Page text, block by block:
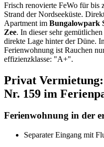
Frisch renovierte FeWo für bis
Strand der Nordseeküste.
Apartment im Bungalowpark
Zee. In dieser sehr
direkte Lage hinter der Düne.
Ferienwohnung ist Rauchen
effizienz­klasse: "A+".
Privat
Nr. 159 im
Ferienwohnung in der
Separater Eingang mit